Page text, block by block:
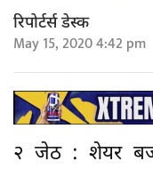
रिपोर्टर्स डेस्क
May 15, 2020 4:42 pm
२ जेठ : शेयर